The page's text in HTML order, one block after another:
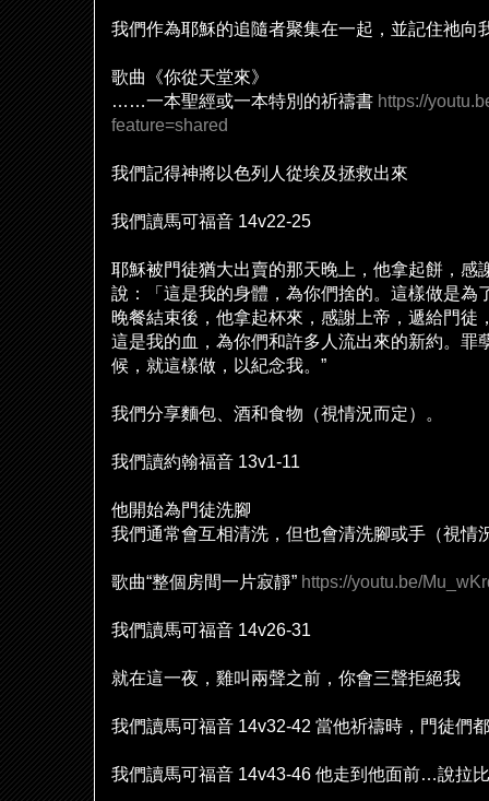
我們作為耶穌的追隨者聚集在一起，並記住祂向
歌曲《你從天堂來》
……一本聖經或一本特別的祈禱書 https://
feature=shared
我們記得神將以色列人從埃及拯救出來
我們讀馬可福音 14v22-25
耶穌被門徒猶大出賣的那天晚上，他拿起餅，感
說 ：「這是我的身體，為你們捨的。 這樣做是為
晚餐結束後，他拿起杯來，感謝上帝，遞給門徒
這是我的血，為你們和許多人流出來的新約。罪
候，就這樣做，以紀念我。 ”
我們分享麵包、酒和食物（視情況而定）。
我們讀約翰福音 13v1-11
他開始為門徒洗腳
我們通常會互相清洗，但也會清洗腳或手（視情
歌曲“整個房間一片寂靜” https://youtu.be/
我們讀馬可福音 14v26-31
就在這一夜，雞叫兩聲之前，你會三聲拒絕我
我們讀馬可福音 14v32-42 當他祈禱時，門徒們
我們讀馬可福音 14v43-46 他走到他面前…說拉